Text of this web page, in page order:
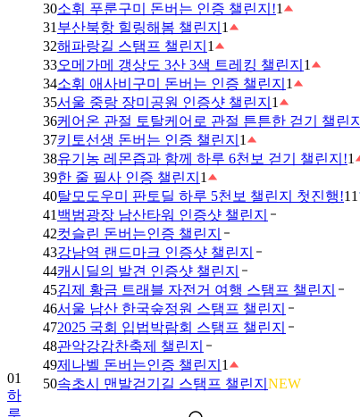
30소휘 푸룬구미 돈버는 인증 챌린지!1
31 부산북항 힐링해봄 챌린지 1
32해파랑길 스탬프 챌린지 1
33오메가메 갱상도 3산 3색 트레킹 챌린지 1
34소휘 애사비구미 돈버는 인증 챌린지 1
35서울 중랑 장미공원 인증샷 챌린지 1
36케어온 관절 토탈케어로 관절 튼튼한 걷기 챌린지
37키토선생 돈버는 인증 챌린지 1
38유기농 레몬즙과 함께 하루 6천보 걷기 챌린지!1
39한 줄 필사 인증 챌린지 1
40탈모도우미 판토딜 하루 5천보 챌린지 첫진행!11
41 백범광장 남산타워 인증샷 챌린지
42컷슬린 돈버는인증 챌린지
43강남역 랜드마크 인증샷 챌린지
44캐시딜의 발견 인증샷 챌린지
45김제 황금 트래블 자전거 여행 스탬프 챌린지
46서울 남산 한국숲정원 스탬프 챌린지
472025 국회 입법박람회 스탬프 챌린지
48관악강감찬축제 챌린지
49제나벨 돈버는인증 챌린지 1
50속초시 맨발걷기길 스탬프 챌린지 NEW
루
6